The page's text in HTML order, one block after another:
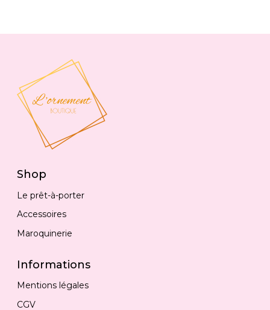
Shop
Le prêt-à-porter
Accessoires
Maroquinerie
Informations
Mentions légales
CGV